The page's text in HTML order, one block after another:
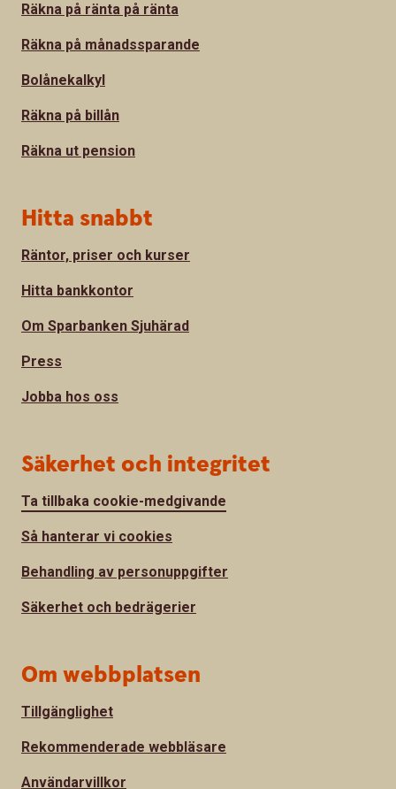
Räkna på ränta på ränta
Räkna på månadssparande
Bolånekalkyl
Räkna på billån
Räkna ut pension
Hitta snabbt
Räntor, priser och kurser
Hitta bankkontor
Om Sparbanken Sjuhärad
Press
Jobba hos oss
Säkerhet och integritet
Ta tillbaka cookie-medgivande
Så hanterar vi cookies
Behandling av personuppgifter
Säkerhet och bedrägerier
Om webbplatsen
Tillgänglighet
Rekommenderade webbläsare
Användarvillkor